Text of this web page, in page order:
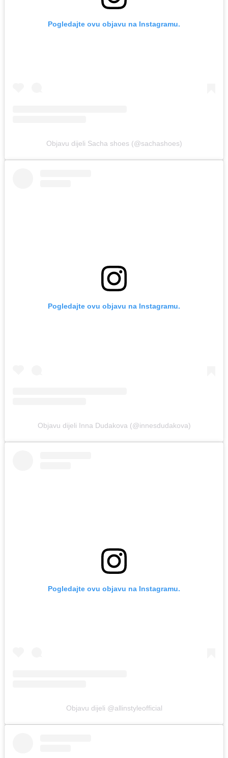
Pogledajte ovu objavu na Instagramu.
Objavu dijeli Sacha shoes (@sachashoes)
Pogledajte ovu objavu na Instagramu.
Objavu dijeli Inna Dudakova (@innesdudakova)
Pogledajte ovu objavu na Instagramu.
Objavu dijeli @allinstyleofficial